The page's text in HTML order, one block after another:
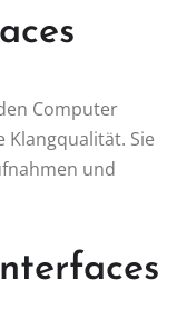
Computer
Sie
und